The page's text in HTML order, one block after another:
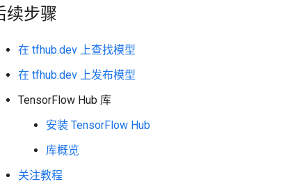
续步骤
在 tfhub.dev 上查找模型
在 tfhub.dev 上发布模型
TensorFlow Hub 库
安装 TensorFlow Hub
库概览
关注教程